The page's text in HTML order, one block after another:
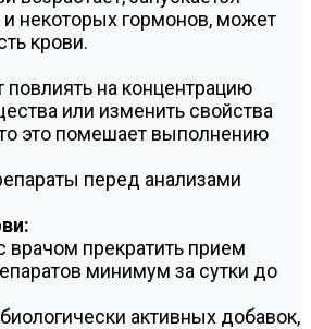
некоторых гормонов, может
крови.
повлиять на концентрацию
или изменить свойства
это помешает выполнению
перед анализами
врачом прекратить прием
минимум за сутки до
активных добавок,